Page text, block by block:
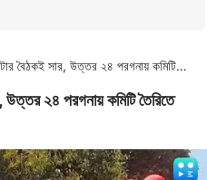
CPIM : বাহাত্তর ঘণ্টার বৈঠকই সার, উত্তর ২৪ পরগনায় কমিটি তৈরিতে হিমশিম খেল সিপিএম
২৪ পরগনায় কমিটি তৈরিতে